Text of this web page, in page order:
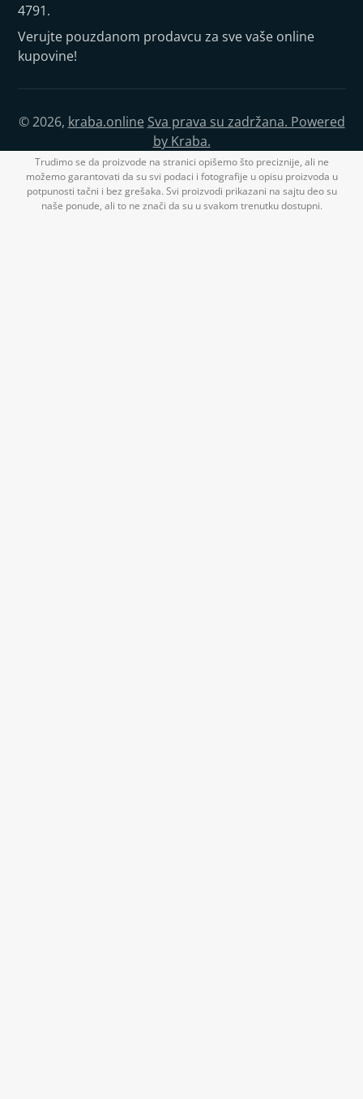
4791.
Verujte pouzdanom prodavcu za sve vaše online
kupovine!
© 2026, kraba.online Sva prava su zadržana. Powered
by Kraba.
Trudimo se da proizvode na stranici opišemo što preciznije, ali ne
možemo garantovati da su svi podaci i fotografije u opisu proizvoda u
potpunosti tačni i bez grešaka. Svi proizvodi prikazani na sajtu deo su
naše ponude, ali to ne znači da su u svakom trenutku dostupni.